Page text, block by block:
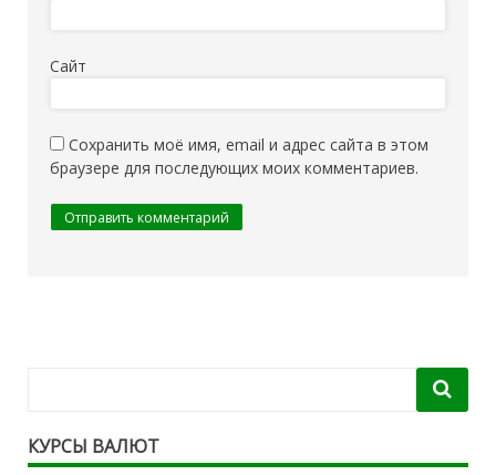
Сайт
Сохранить моё имя, email и адрес сайта в этом
браузере для последующих моих комментариев.
КУРСЫ ВАЛЮТ